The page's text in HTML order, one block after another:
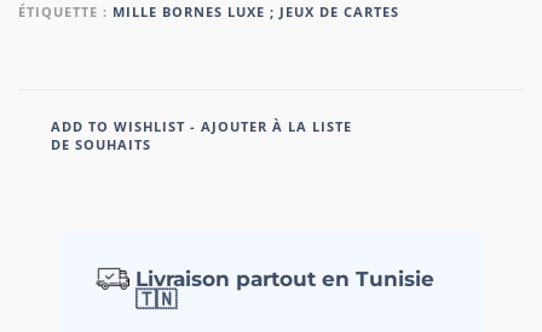
ÉTIQUETTE : MILLE BORNES LUXE ; JEUX DE CARTES
ADD TO WISHLIST - AJOUTER À LA LISTE
DE SOUHAITS
Livraison partout en Tunisie
🇹🇳